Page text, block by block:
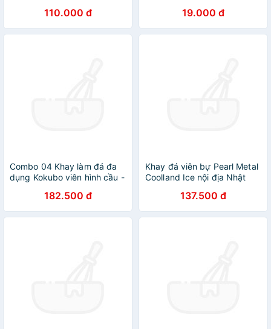
110.000 đ
Nắp Đậy - Chính hãng
MINIIN (Giao màu ngẫu
nhiên)
19.000 đ
Combo 04 Khay làm đá đa
dụng Kokubo viên hình cầu -
182.500 đ
Khay đá viên bự Pearl Metal
Coolland Ice nội địa Nhật
137.500 đ